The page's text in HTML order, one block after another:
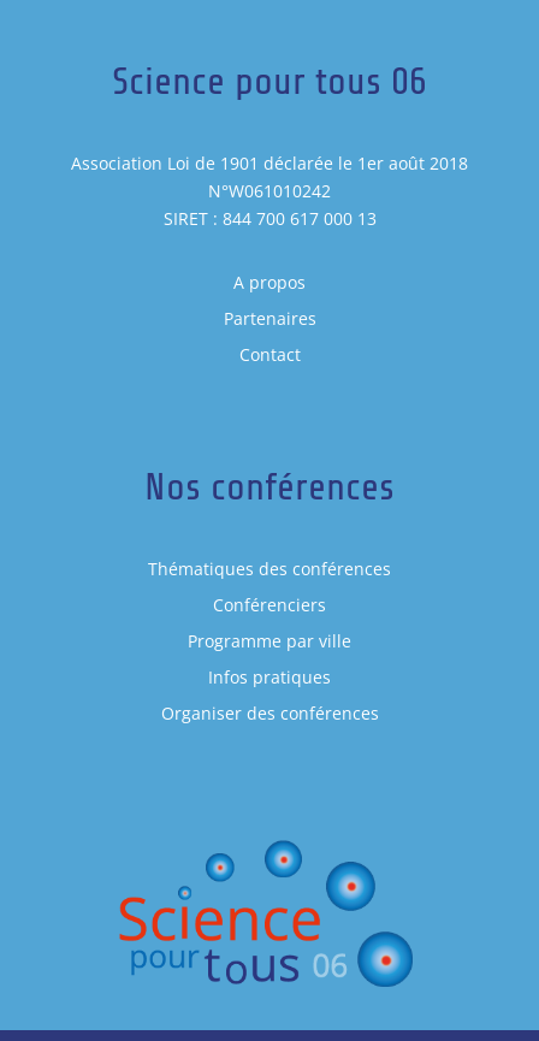
Science pour tous 06
Association Loi de 1901 déclarée le 1er août 2018
N°W061010242
SIRET : 844 700 617 000 13
A propos
Partenaires
Contact
Nos conférences
Thématiques des conférences
Conférenciers
Programme par ville
Infos pratiques
Organiser des conférences